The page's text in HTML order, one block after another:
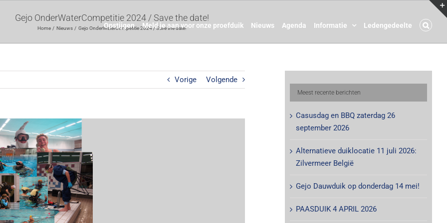
Opstijgen Meld je aan voor onze proefduik Nieuws Agenda Informatie Ledengedeelte
Gejo OnderWaterCompetitie 2024 / Save the date!
Home Nieuws Gejo OnderWaterCompetitie 2024 / Save the date!
Vorige Volgende
Meest recente berichten
Casusdag en BBQ zaterdag 26
september 2026
Alternatieve duiklocatie 11 juli 2026:
Zilvermeer België
Gejo Dauwduik op donderdag 14 mei!
PAASDUIK 4 APRIL 2026